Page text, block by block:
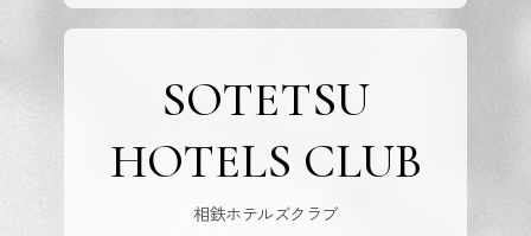
SOTETSU
HOTELS CLUB
相鉄ホテルズクラブ